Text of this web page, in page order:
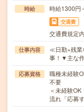
時給 時給1300円
交通費
交通費規定
仕事内容
≪日勤×残業
事！▼主な
応募資格
職種未経験
不要
＜未経験
流れ「応募